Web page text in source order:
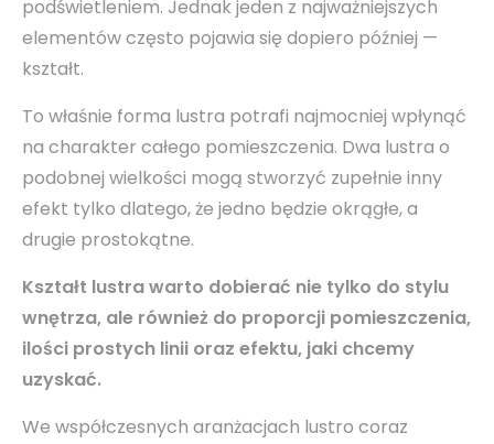
podświetleniem. Jednak jeden z najważniejszych
elementów często pojawia się dopiero później —
kształt.
To właśnie forma lustra potrafi najmocniej wpłynąć
na charakter całego pomieszczenia. Dwa lustra o
podobnej wielkości mogą stworzyć zupełnie inny
efekt tylko dlatego, że jedno będzie okrągłe, a
drugie prostokątne.
Kształt lustra warto dobierać nie tylko do stylu
wnętrza, ale również do proporcji pomieszczenia,
ilości prostych linii oraz efektu, jaki chcemy
uzyskać.
We współczesnych aranżacjach lustro coraz